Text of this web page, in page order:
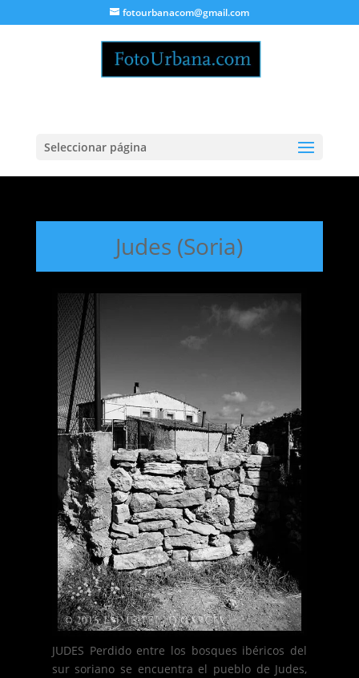
fotourbanacom@gmail.com
Seleccionar página
Judes (Soria)
JUDES Perdido entre los bosques ibéricos del
sur soriano se encuentra el pueblo de Judes,